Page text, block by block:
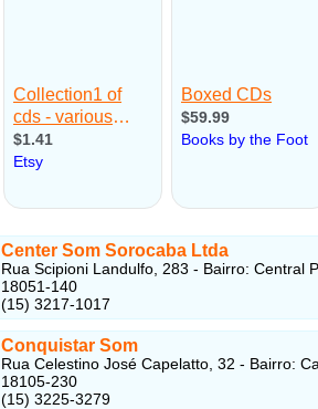
Center Som Sorocaba Ltda
Rua Scipioni Landulfo, 283 - Bairro: Central
18051-140
(15) 3217-1017
Conquistar Som
Rua Celestino José Capelatto, 32 - Bairro:
18105-230
(15) 3225-3279